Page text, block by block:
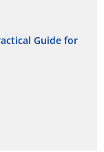
Guide for